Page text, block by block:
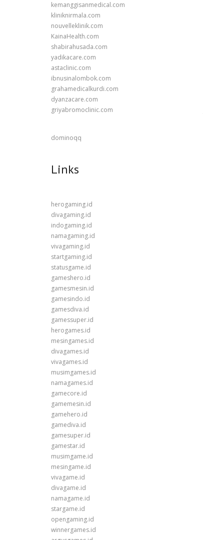
kemanggisanmedical.com
kliniknirmala.com
nouvelleklinik.com
KainaHealth.com
shabirahusada.com
yadikacare.com
astaclinic.com
ibnusinalombok.com
grahamedicalkurdi.com
dyanzacare.com
griyabromoclinic.com
dominoqq
Links
herogaming.id
divagaming.id
indogaming.id
namagaming.id
vivagaming.id
startgaming.id
statusgame.id
gameshero.id
gamesmesin.id
gamesindo.id
gamesdiva.id
gamessuper.id
herogames.id
mesingames.id
divagames.id
vivagames.id
musimgames.id
namagames.id
gamecore.id
gamemesin.id
gamehero.id
gamediva.id
gamesuper.id
gamestar.id
musimgame.id
mesingame.id
vivagame.id
divagame.id
namagame.id
stargame.id
opengaming.id
winnergames.id